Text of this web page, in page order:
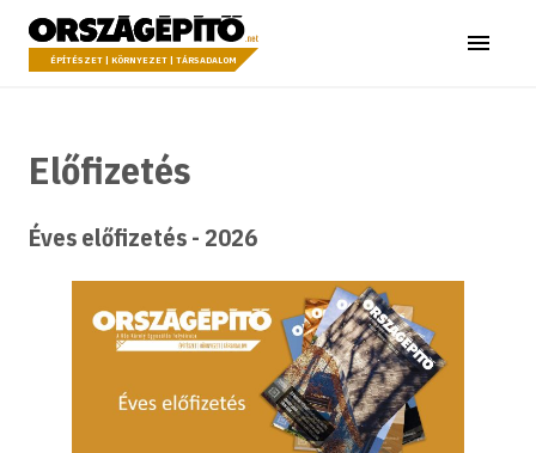
a tartalomhoz
Országépítő
ÉPÍTÉSZET | KÖRNYEZET | TÁRSADALOM Menü
Előfizetés
Éves előfizetés - 2026